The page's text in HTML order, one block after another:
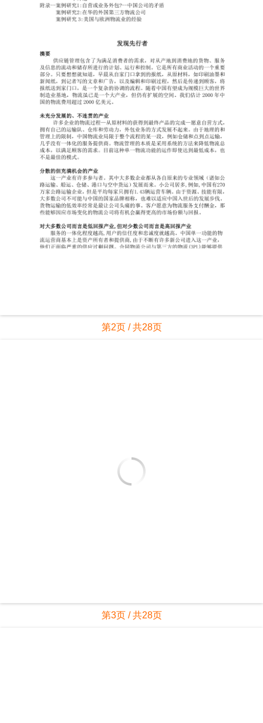
第2页 / 共28页
第3页 / 共28页